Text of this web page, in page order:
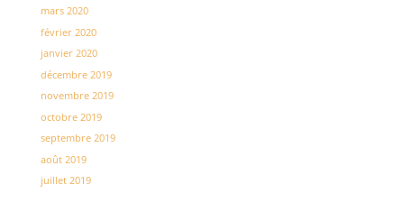
mars 2020
février 2020
janvier 2020
décembre 2019
novembre 2019
octobre 2019
septembre 2019
août 2019
juillet 2019